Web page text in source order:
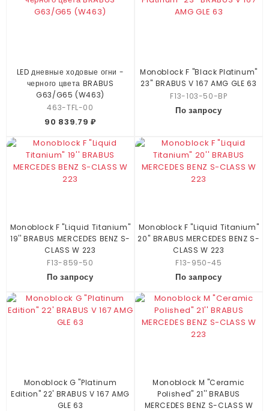
LED дневные ходовые огни -
черного цвета BRABUS
G63/G65 (W463)
463-TFL-00
90 839.79 ₽
Monoblock F "Black Platinum"
23'' BRABUS V 167 AMG GLE 63
F13-103-50-BP
По запросу
Monoblock F "Liquid Titanium"
19'' BRABUS MERCEDES BENZ S-
CLASS W 223
F13-859-50
По запросу
Monoblock F "Liquid Titanium"
20'' BRABUS MERCEDES BENZ S-
CLASS W 223
F13-950-45
По запросу
Monoblock G "Platinum
Edition" 22' BRABUS V 167 AMG
GLE 63
Monoblock M "Ceramic
Polished" 21'' BRABUS
MERCEDES BENZ S-CLASS W